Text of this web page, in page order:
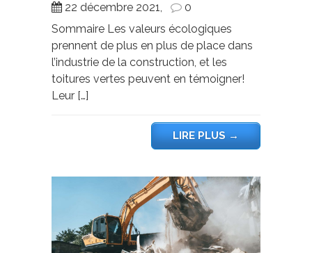
22 décembre 2021,
0
Sommaire Les valeurs écologiques
prennent de plus en plus de place dans
l’industrie de la construction, et les
toitures vertes peuvent en témoigner!
Leur […]
LIRE PLUS→